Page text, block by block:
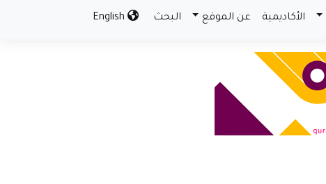
الأكاديمية عن الموقع البحث